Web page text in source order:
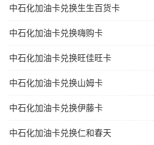
中石化加油卡兑换生生百货卡
中石化加油卡兑换嗨购卡
中石化加油卡兑换旺佳旺卡
中石化加油卡兑换山姆卡
中石化加油卡兑换伊藤卡
中石化加油卡兑换仁和春天